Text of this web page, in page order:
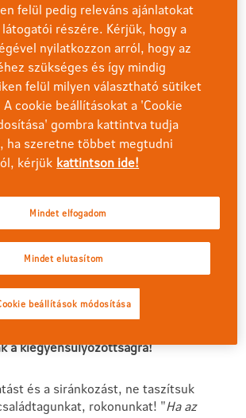
Vagy mégse?
áll kapcsolatban, sokszor nem
vagy kérdezzen, hogy ne sértse meg
a határ, ahonnan a segítő szándék
Ilyen helyzetben adjuk meg a
az érintettnek, hiszen ő néz szembe
meg finoman kipuhatolni, hogy
beszélni vagy sem, és e szerint
a beteg szavak nélkül is jelzi válaszát.
nemverbális kommunikációja nagyon
a környezetében lévőket. A lelki
átlépik a lelki határokat a környezet
mint sokszor a rákos folyamat a
Riskó Ágnes onkopszichológus.
a kiegyensúlyozottságra!
és a siránkozást, ne taszítsuk
rokonunkat! "Ha az
felül pedig releváns ajánlatokat
részére. Kérjük, hogy a
nyilatkozzon arról, hogy az
szükséges és így mindig
felül milyen választható sütiket
cookie beállításokat a 'Cookie
gombra kattintva tudja
ha szeretne többet megtudni
kérjük kattintson ide!
Mindet elutasítom
Mindet elfogadom
beállítások módosítása